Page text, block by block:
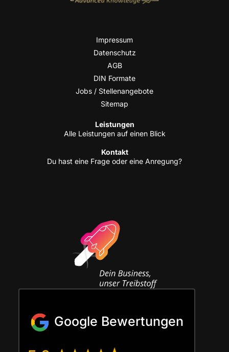
Impres­sum
Daten­schutz
AGB
DIN For­ma­te
Jobs / Stellenangebote
Site­map
Leis­tun­gen
Alle Leis­tun­gen auf einen Blick
Kon­takt
Du hast eine Fra­ge oder eine Anregung?
Google Bewertungen